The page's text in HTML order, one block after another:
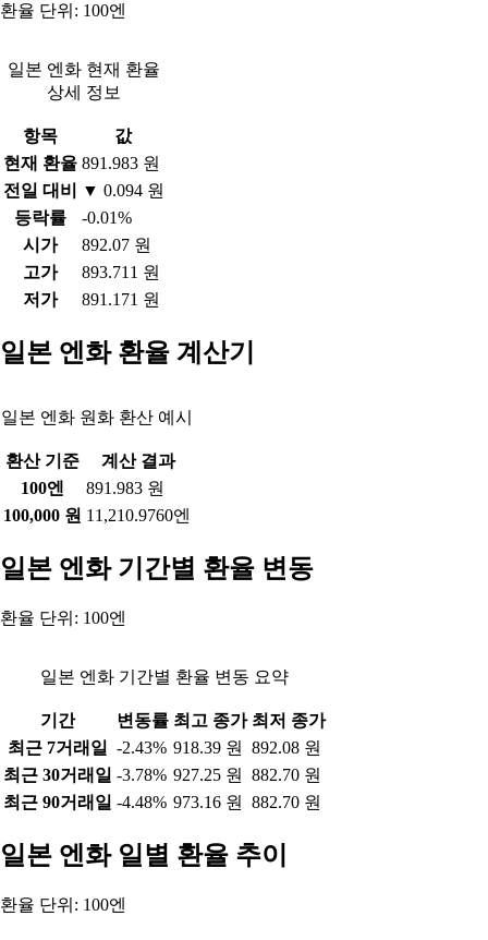
환율 단위: 100엔
일본 엔화 현재 환율
상세 정보
항목
값
현재 환율 891.983 원
전일 대비
▼ 0.094 원
등락률
-0.01%
시가
892.07 원
고가
893.711 원
저가
891.171 원
일본 엔화 환율 계산기
일본 엔화 원화 환산 예시
환산 기준
계산 결과
100엔
891.983 원
100,000 원 11,210.9760엔
일본 엔화 기간별 환율 변동
환율 단위: 100엔
일본 엔화 기간별 환율 변동 요약
기간 변동률 최고 종가 최저 종가
최근 7거래일
-2.43% 918.39 원
892.08 원
최근 30거래일 -3.78% 927.25 원
882.70 원
최근 90거래일 -4.48% 973.16 원 882.70 원
일본 엔화 일별 환율 추이
환율 단위: 100엔